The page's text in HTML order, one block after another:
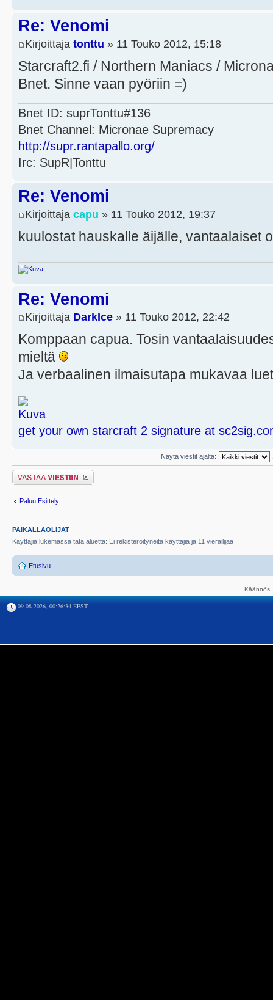
Re: Venomi
Kirjoittaja tonttu » 11 Touko 2012, 15:18
Starcraft2.fi / Northern Maniacs /
Bnet. Sinne vaan pyöriin =)
Bnet ID: suprTonttu#136
Bnet Channel: Micronae Supremacy
http://supr.rantapallo.org/
Irc: SupR|Tonttu
Re: Venomi
Kirjoittaja capu » 11 Touko 2012, 19:37
kuulostat hauskalle äijälle, vantaalaiset
Re: Venomi
Kirjoittaja DarkIce » 11 Touko 2012, 22:42
Komppaan capua. Tosin
mieltä
Ja verbaalinen ilmaisutapa mukavaa
get your own starcraft 2 signature at
Näytä viestit ajalta:
Lähetä vastaus
Paluu Esittely
PAIKALLAOLIJAT
Käyttäjiä lukemassa tätä aluetta: Ei rekisteröityneitä käyttäjiä ja 11 vierailijaa
Etusivu
09.08.2026, 00:26:34 EEST